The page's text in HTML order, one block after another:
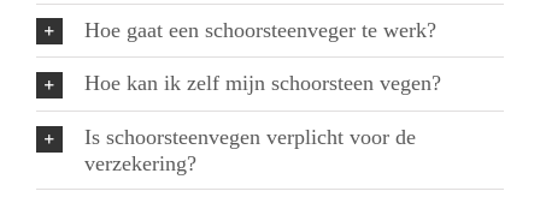
Hoe gaat een schoorsteenveger te werk?
Hoe kan ik zelf mijn schoorsteen vegen?
Is schoorsteenvegen verplicht voor de
verzekering?